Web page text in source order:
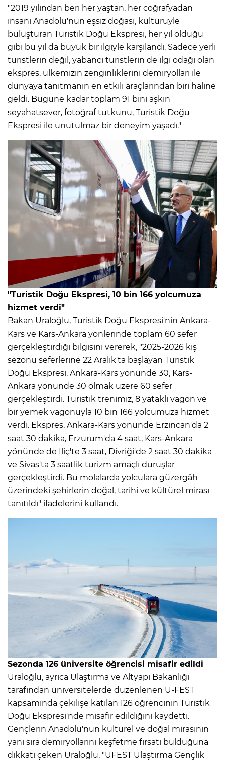
"2019 yılından beri her yaştan, her coğrafyadan
insanı Anadolu'nun eşsiz doğası, kültürüyle
buluşturan Turistik Doğu Ekspresi, her yıl olduğu
gibi bu yıl da büyük bir ilgiyle karşılandı. Sadece yerli
turistlerin değil, yabancı turistlerin de ilgi odağı olan
ekspres, ülkemizin zenginliklerini demiryolları ile
dünyaya tanıtmanın en etkili araçlarından biri haline
geldi. Bugüne kadar toplam 91 bini aşkın
seyahatsever, fotoğraf tutkunu, Turistik Doğu
Ekspresi ile unutulmaz bir deneyim yaşadı."
"Turistik Doğu Ekspresi, 10 bin 166 yolcumuza
hizmet verdi"
Bakan Uraloğlu, Turistik Doğu Ekspresi'nin Ankara-
Kars ve Kars-Ankara yönlerinde toplam 60 sefer
gerçekleştirdiği bilgisini vererek, "2025-2026 kış
sezonu seferlerine 22 Aralık'ta başlayan Turistik
Doğu Ekspresi, Ankara-Kars yönünde 30, Kars-
Ankara yönünde 30 olmak üzere 60 sefer
gerçekleştirdi. Turistik trenimiz, 8 yataklı vagon ve
bir yemek vagonuyla 10 bin 166 yolcumuza hizmet
verdi. Ekspres, Ankara-Kars yönünde Erzincan'da 2
saat 30 dakika, Erzurum'da 4 saat, Kars-Ankara
yönünde de İliç'te 3 saat, Divriği'de 2 saat 30 dakika
ve Sivas'ta 3 saatlik turizm amaçlı duruşlar
gerçekleştirdi. Bu molalarda yolculara güzergâh
üzerindeki şehirlerin doğal, tarihi ve kültürel mirası
tanıtıldı" ifadelerini kullandı.
Sezonda 126 üniversite öğrencisi misafir edildi
Uraloğlu, ayrıca Ulaştırma ve Altyapı Bakanlığı
tarafından üniversitelerde düzenlenen U-FEST
kapsamında çekilişe katılan 126 öğrencinin Turistik
Doğu Ekspresi'nde misafir edildiğini kaydetti.
Gençlerin Anadolu'nun kültürel ve doğal mirasının
yanı sıra demiryollarını keşfetme fırsatı bulduğuna
dikkati çeken Uraloğlu, "UFEST Ulaştırma Gençlik